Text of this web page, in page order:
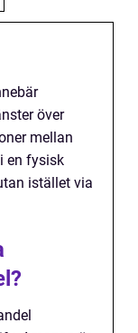
över
mellan
en fysisk
istället via